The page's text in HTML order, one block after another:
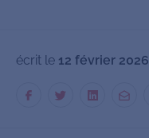
écrit le 12 février 2026